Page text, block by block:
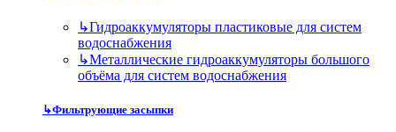
↳Гидроаккумуляторы пластиковые для систем
водоснабжения
↳Металлические гидроаккумуляторы большого
объёма для систем водоснабжения
↳Фильтрующие засыпки